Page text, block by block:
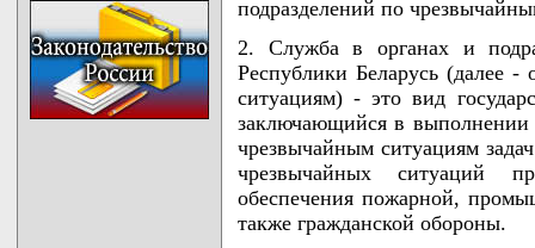
подразделений по
2. Служба в органах и
Республики Беларусь (далее
ситуациям) - это вид
заключающийся в выполнении
чрезвычайным ситуациям
чрезвычайных ситуаций
обеспечения пожарной,
также гражданской обороны.